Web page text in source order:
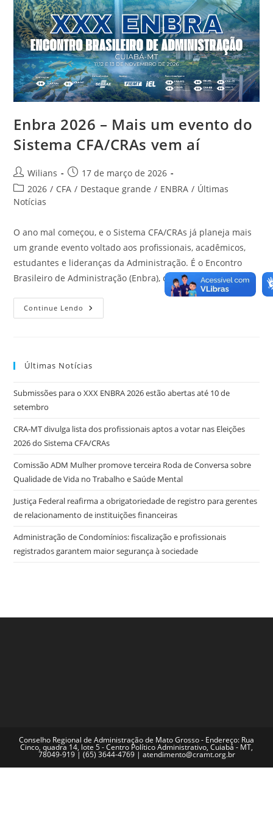
Enbra 2026 – Mais um evento do
Sistema CFA/CRAs vem aí
Autor
do
post:
Wilians
Post
publicado:
17 de março de 2026
Categoria
do
2026 / CFA / Destaque grande / ENBRA / Últimas
Notícias
O ano mal começou, e o Sistema CFA/CRAs já planeja mais
um grande evento voltado aos profissionais, acadêmicos,
estudantes e lideranças da Administração. É o Encontro
Brasileiro de Administração (Enbra), que…
Continue Lendo Enbra
2026
Sistema
Aí
Últimas Notícias
Submissões para o XXX ENBRA 2026 estão abertas até 10 de
setembro
CRA-MT divulga lista dos profissionais aptos a votar nas Eleições
2026 do Sistema CFA/CRAs
Comissão ADM Mulher promove terceira Roda de Conversa sobre
Qualidade de Vida no Trabalho e Saúde Mental
Justiça Federal reafirma a obrigatoriedade de registro para gerentes
de relacionamento de instituições financeiras
Administração de Condomínios: fiscalização e profissionais
registrados garantem maior segurança à sociedade
Conselho Regional de Administração de Mato Grosso - Endereço: Rua
Cinco, quadra 14, lote 5 - Centro Político Administrativo, Cuiabá - MT,
78049-919 | (65) 3644-4769 | atendimento@cramt.org.br